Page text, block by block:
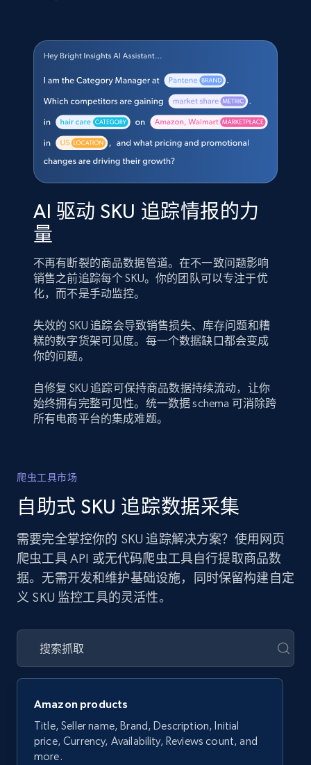
AI 驱动 SKU 追踪情报的力
量
不再有断裂的商品数据管道。在不一致问题影响
销售之前追踪每个 SKU。你的团队可以专注于优
化，而不是手动监控。
失效的 SKU 追踪会导致销售损失、库存问题和糟
糕的数字货架可见度。每一个数据缺口都会变成
你的问题。
自修复 SKU 追踪可保持商品数据持续流动，让你
始终拥有完整可见性。统一数据 schema 可消除跨
所有电商平台的集成难题。
爬虫工具市场
自助式 SKU 追踪数据采集
需要完全掌控你的 SKU 追踪解决方案？使用网页
爬虫工具 API 或无代码爬虫工具自行提取商品数
据。无需开发和维护基础设施，同时保留构建自定
义 SKU 监控工具的灵活性。
Amazon products
Title, Seller name, Brand, Description, Initial
price, Currency, Availability, Reviews count, and
more.